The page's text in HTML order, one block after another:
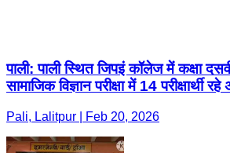
पाली: पाली स्थित जिपइं कॉलेज में कक्षा
सामाजिक विज्ञान परीक्षा में 14 परीक्षार्थी
Pali, Lalitpur | Feb 20, 2026